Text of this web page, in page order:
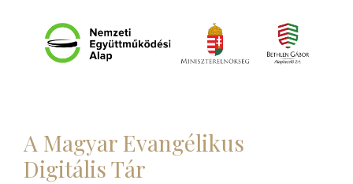
A Magyar Evangélikus
Digitális Tár